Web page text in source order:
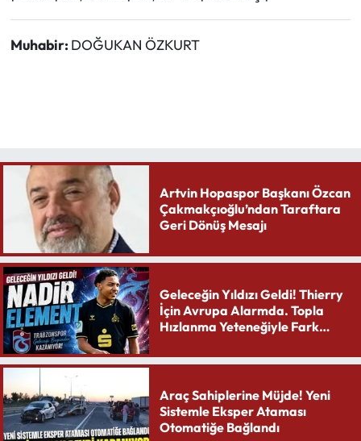
Muhabir: DOĞUKAN ÖZKURT
Artvin Hopaspor Başkanı Özcan
Çakmakçıoğlu’ndan Taraftara
Geri Dönüş Mesajı
Geleceğin Yıldızı Geldi! Thierry
İçin Avrupa Alarmda. Topla
Hızlanma Yeteneğiyle Fark
Araç Sahiplerine Müjde! Yeni
Sistemle Eksper Ataması
Otomatiğe Bağlandı